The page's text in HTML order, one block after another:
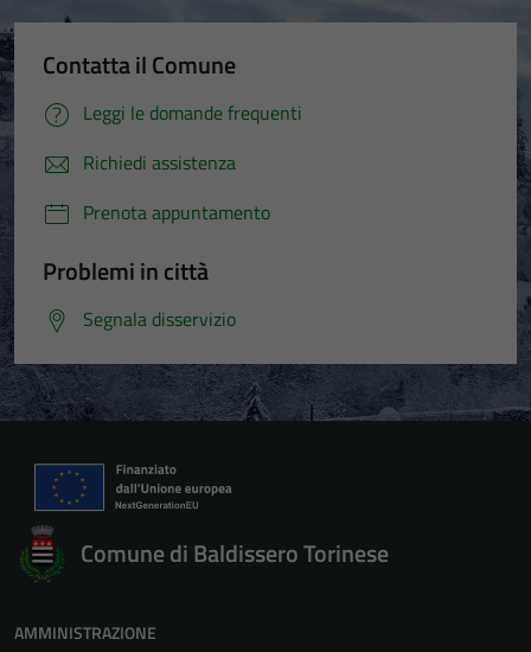
Contatta il Comune
Leggi le domande frequenti
Richiedi assistenza
Prenota appuntamento
Problemi in città
Segnala disservizio
Comune di Baldissero Torinese
AMMINISTRAZIONE